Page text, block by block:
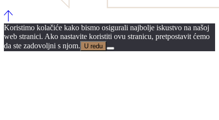
Koristimo kolačiće kako bismo osigurali najbolje iskustvo na našoj
web stranici. Ako nastavite koristiti ovu stranicu, pretpostavit ćemo
da ste zadovoljni s njom.
U redu